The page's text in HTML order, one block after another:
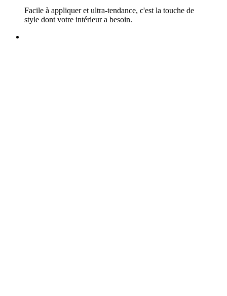
Facile à appliquer et ultra-tendance, c'est la touche de
style dont votre intérieur a besoin.